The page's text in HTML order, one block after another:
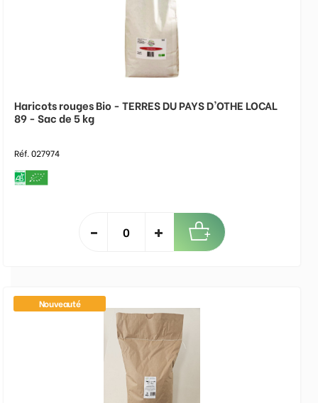
Haricots rouges Bio - TERRES DU PAYS D'OTHE LOCAL
89 - Sac de 5 kg
Réf. 027974
Nouveauté